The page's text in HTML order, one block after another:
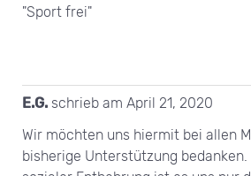
"Sport frei"
E.G. schrieb am April 21, 2020
Wir möchten uns hiermit bei allen
bisherige Unterstützung